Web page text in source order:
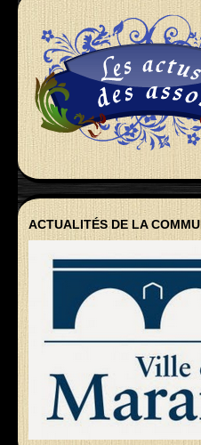
ACTUALITÉS DE LA